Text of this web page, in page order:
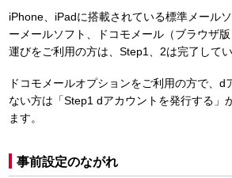
iPhone、iPadに搭載されている標準メール
ーメールソフト、ドコモメール（ブラウザ
運びをご利用の方は、Step1、2は完了してい
ドコモメールオプションをご利用の方で、d
ない方は「Step1 dアカウントを発行する」
ます。
事前設定のながれ